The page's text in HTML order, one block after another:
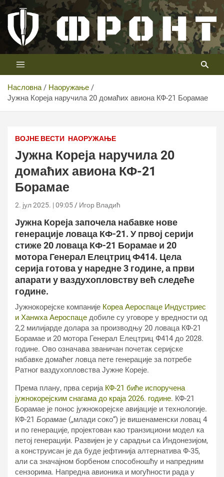
Скип
цонтент
Телевизија ФРОНТ
Први војни канал у Србији
Насловна
Наоружање
Јужна Кореја наручила 20 домаћих авиона КФ-21 Борамае
ВОЈНЕ ВЕСТИ НАОРУЖАЊЕ
Јужна Кореја наручила 20
домаћих авиона КФ-21
Борамае
2. јул 2025. | 09:05 Игор Владић
Јужна Кореја започела набавке нове
генерације ловаца КФ-21. У првој серији
стиже 20 ловаца КФ-21 Борамае и 20
мотора Генерал Елецтриц Ф414. Цела
серија готова у наредне 3 године, а први
апарати у ваздухопловству већ следеће
године.
Јужнокорејске компаније Кореа Аероспаце Индустриес
и Ханwха Аероспаце добиле су уговоре у вредности од
2,2 милијарде долара за производњу 20 ловаца КФ-21
Борамае и 20 мотора Генерал Елецтриц Ф414 до 2028.
године. Ово означава званичан почетак серијске
набавке домаћег ловца пете генерације за потребе
Ратног ваздухопловства Јужне Кореје.
Према плану, прва серија КФ-21 биће испоручена
јужнокорејским снагама до краја 2026. године. КФ-21
Борамае је понос јужнокорејске авијације и технологије.
КФ-21 Борамае („млади соко“) је вишенаменски ловац 4
и по генерације, пројектован као транзициони модел ка
петој генерацији. Развијен је у сарадњи са Индонезијом,
а конструисан је да буде јефтинија алтернатива Ф-35,
али са значајном борбеном способношћу и напредним
сензорима. Напредна авионика и могућности рада у